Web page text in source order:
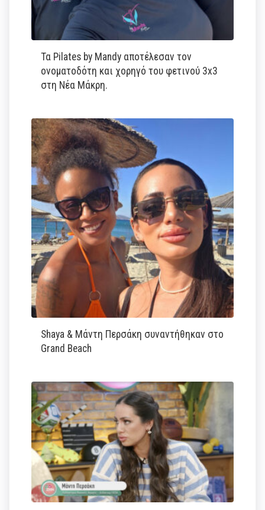
Τα Pilates by Mandy αποτέλεσαν τον
ονοματοδότη και χορηγό του φετινού 3x3
στη Νέα Μάκρη.
Shaya & Μάντη Περσάκη συναντήθηκαν στο
Grand Beach